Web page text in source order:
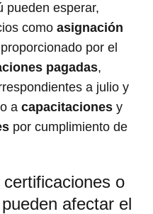
pueden esperar,
como asignación
proporcionado por el
pagadas,
a julio y
a capacitaciones y
por cumplimiento de
o
afectar el